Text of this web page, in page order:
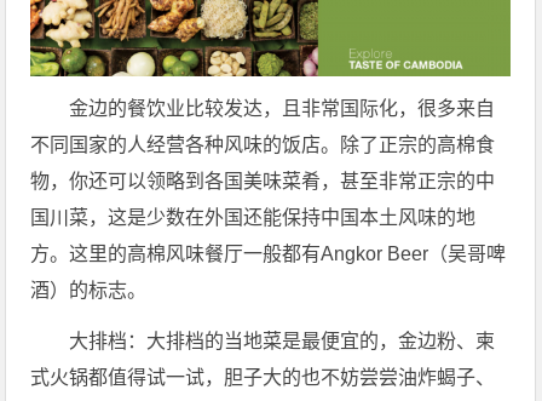
金边的餐饮业比较发达，且非常国际化，很多来自
不同国家的人经营各种风味的饭店。除了正宗的高棉食
物，你还可以领略到各国美味菜肴，甚至非常正宗的中
国川菜，这是少数在外国还能保持中国本土风味的地
方。这里的高棉风味餐厅一般都有Angkor Beer（吴哥啤
酒）的标志。
大排档：大排档的当地菜是最便宜的，金边粉、柬
式火锅都值得试一试，胆子大的也不妨尝尝油炸蝎子、